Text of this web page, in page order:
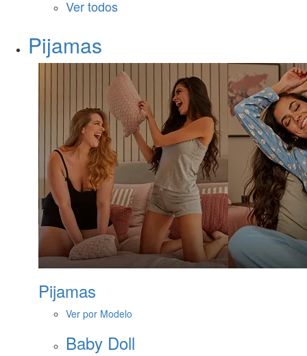
Ver todos
Pijamas
Pijamas
Ver por Modelo
Baby Doll